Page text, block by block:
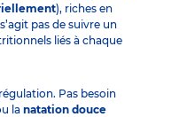
), riches en
pas de suivre un
liés à chaque
Pas besoin
lanatation douce